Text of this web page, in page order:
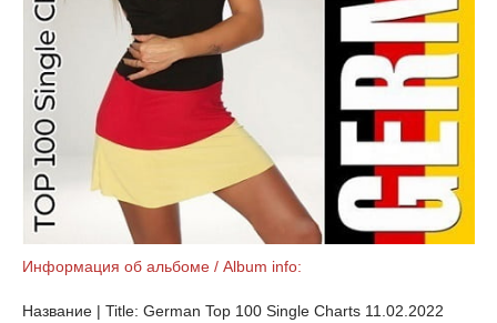
Информация об альбоме / Album info:
Название | Title: German Top 100 Single Charts 11.02.2022